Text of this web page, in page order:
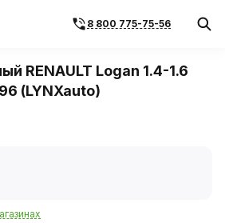
8 800 775-75-56
RENAULT Logan 1.4-1.6
(LYNXauto)